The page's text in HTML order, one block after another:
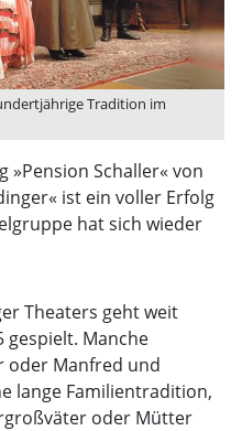
Tradition im
Schaller« von
ist ein voller Erfolg
hat sich wieder
Theaters geht weit
gespielt. Manche
oder Manfred und
lange Familientradition,
oder Mütter